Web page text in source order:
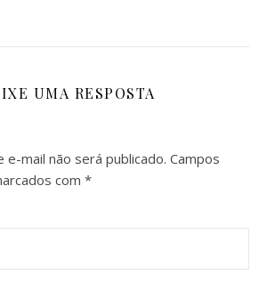
UMA RESPOSTA
e-mail não será publicado. Campos
com *